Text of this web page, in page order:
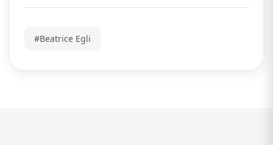
#Beatrice Egli